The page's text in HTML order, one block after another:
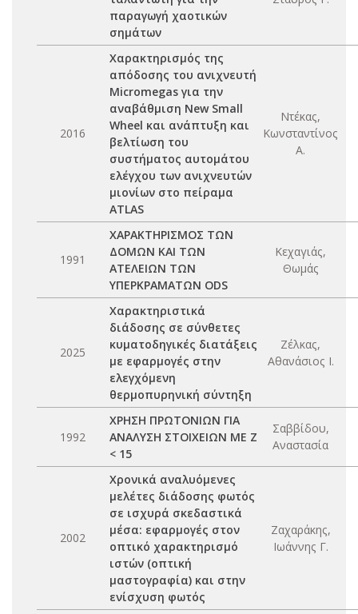
παραγωγή χαοτικών
σημάτων
2016
Χαρακτηρισμός της
απόδοσης του ανιχνευτή
Micromegas για την
αναβάθμιση New Small
Wheel και ανάπτυξη και
βελτίωση του
συστήματος αυτομάτου
ελέγχου των ανιχνευτών
μιονίων στο πείραμα
ATLAS
Ντέκας,
Κωνσταντίνος
Α.
1991
ΧΑΡΑΚΤΗΡΙΣΜΟΣ ΤΩΝ
ΔΟΜΩΝ ΚΑΙ ΤΩΝ
ΑΤΕΛΕΙΩΝ ΤΩΝ
ΥΠΕΡΚΡΑΜΑΤΩΝ ODS
Κεχαγιάς,
Θωμάς
2025
Χαρακτηριστικά
διάδοσης σε σύνθετες
κυματοδηγικές διατάξεις
με εφαρμογές στην
ελεγχόμενη
θερμοπυρηνική σύντηξη
Ζέλκας,
Αθανάσιος Ι.
1992
ΧΡΗΣΗ ΠΡΩΤΟΝΙΩΝ ΓΙΑ
ΑΝΑΛΥΣΗ ΣΤΟΙΧΕΙΩΝ ΜΕ Ζ
< 15
Σαββίδου,
Αναστασία
2002
Χρονικά αναλυόμενες
μελέτες διάδοσης φωτός
σε ισχυρά σκεδαστικά
μέσα: εφαρμογές στον
οπτικό χαρακτηρισμό
ιστών (οπτική
μαστογραφία) και στην
ενίσχυση φωτός
Ζαχαράκης,
Ιωάννης Γ.